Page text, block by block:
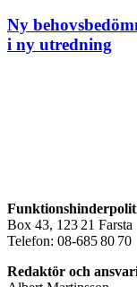
Ny
i ny utredning
Box 43, 123 21 Farsta
Telefon: 08-685 80 70
Redaktör och